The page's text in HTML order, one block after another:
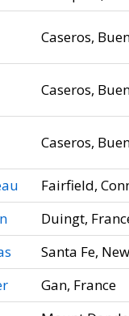
Caseros,
Caseros,
Caseros,
Fairfield,
Duingt,
Santa Fe,
Gan, France